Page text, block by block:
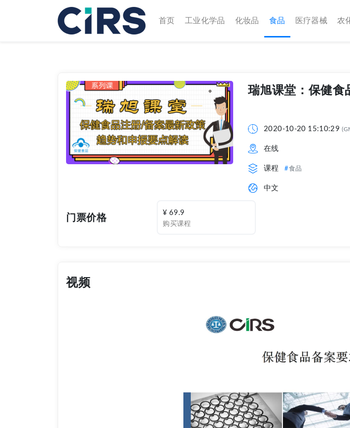
首页(current)
工业化学品 化妆品 食品 医疗器械 农
瑞旭课堂：保健食
2020-10-20 15:10:29
在线
课程 食品
中文
门票价格 ¥ 69.9
购买课程
视频